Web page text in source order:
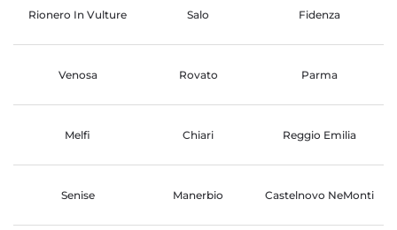
Rionero In Vulture Salo Fidenza
Venosa Rovato Parma
Melfi Chiari Reggio Emilia
Senise Manerbio Castelnovo NeMonti